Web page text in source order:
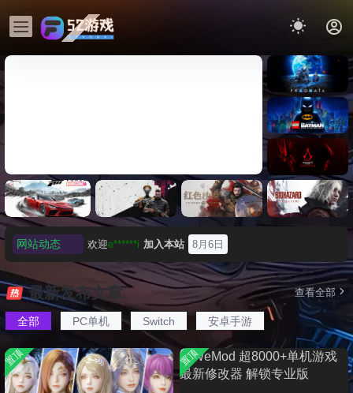
《刺客信条：黑旗 记忆重置-
虚拟机版/Assassin’s Creed
Black Flag Resynced
HYPERVISOR》免安装中文
版
《识质存
在/PRAG
MATA》
免安装中
文版
《乐高蝙
蝠侠：黑
暗骑士之
Legacy of
the Dark
Knight》
免安装中
影/Assass
in’s
Creed
Shadows
》免安装
版，非虚
拟机
速：地平
线
6（Forza
Horizon
6）免安装
中文版
《原子之
心/Atomic
Heart》免
安装中文
版
红色沙漠-
虚拟机版
（Crimso
n Desert
HYPERVI
SOR）免
安装中文
版
生化危机
9：安魂
曲
（Reside
Requiem
）免安装
中文版
网站动态
欢迎e******i 加入本站
普洱 签到获取 39 点积分
欢迎
普洱 加入本站
8月6日
欢迎0**3 加入本站
8月6日
欢迎
c***s 加入本站
8月6日
欢迎V****y 加入本站
8月6日
欢迎j***j 加入本站
8月6日
欢迎1******4 加入本站
8月5日
l***g 签到获取 28
最新发布文章
全部 PC单机 Switch 安卓手游
查看全部
置顶 置顶